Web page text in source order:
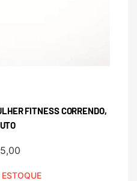
FITNESS CORRENDO,